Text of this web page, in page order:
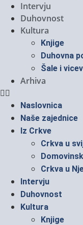
Intervju
Duhovnost
Kultura
Knjige
Duhovna
Šale i
Arhiva
Naslovnica
Naše zajednice
Iz Crkve
Crkva u
Crkva u
Intervju
Duhovnost
Kultura
Knjige